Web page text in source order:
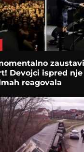
Devojci ispred
reagovala